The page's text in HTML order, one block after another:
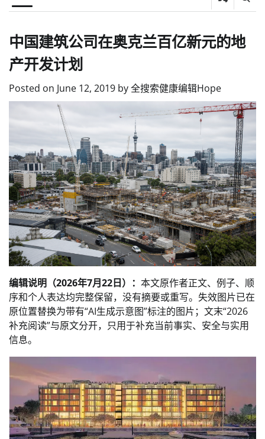
中国建筑公司在奥克兰百亿新元的地
产开发计划
Posted on June 12, 2019 by全搜索健康编辑Hope
编辑说明（2026年7月22日）： 本文原作者正文、例子、顺
序和个人表达均完整保留，没有摘要或重写。失效图片已在
原位置替换为带有“AI生成示意图”标注的图片；文末“2026
补充阅读”与原文分开，只用于补充当前事实、安全与实用
信息。